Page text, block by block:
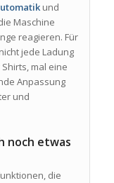
und
Maschine
reagieren. Für
jede Ladung
mal eine
Anpassung
und
noch etwas
die